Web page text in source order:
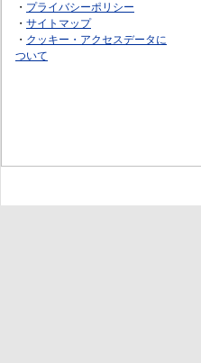
・ プライバシーポリシー
・ サイトマップ
・ クッキー・アクセスデータに
ついて